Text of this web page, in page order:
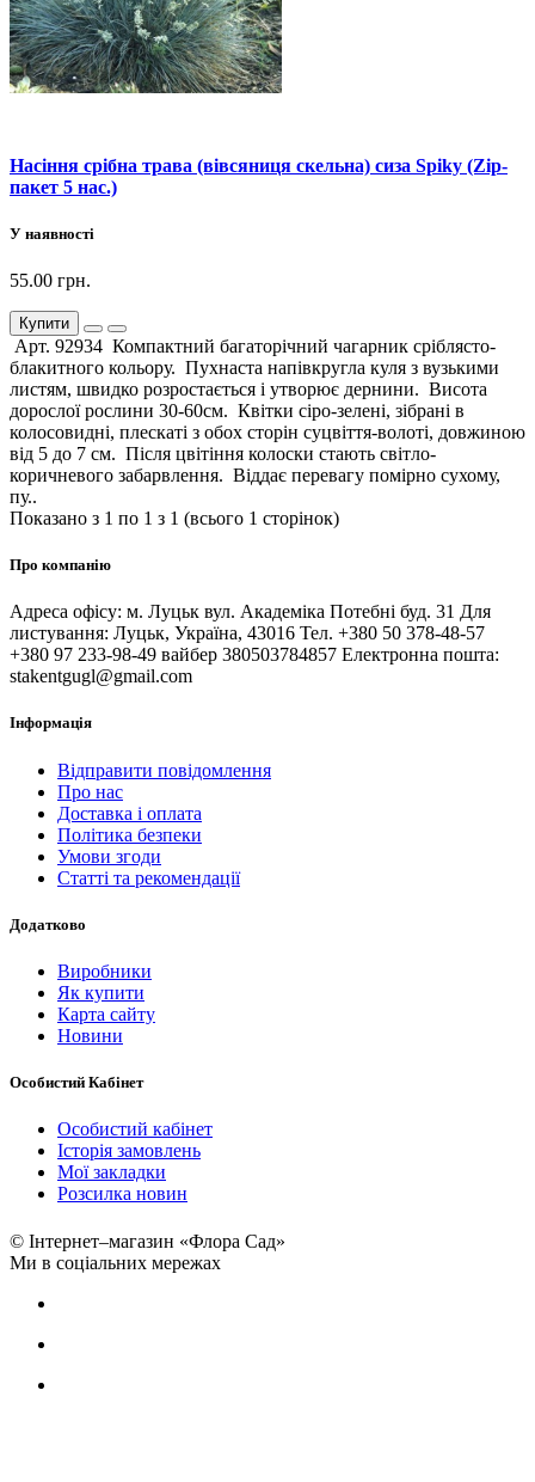
Насіння срібна трава (вівсяниця скельна) сиза Spiky (Zip-
пакет 5 нас.)
У наявності
55.00 грн.
Купити
Арт. 92934 Компактний багаторічний чагарник сріблясто-
блакитного кольору. Пухнаста напівкругла куля з вузькими
листям, швидко розростається і утворює дернини. Висота
дорослої рослини 30-60см. Квітки сіро-зелені, зібрані в
колосовидні, плескаті з обох сторін суцвіття-волоті, довжиною
від 5 до 7 см. Після цвітіння колоски стають світло-
коричневого забарвлення. Віддає перевагу помірно сухому,
пу..
Показано з 1 по 1 з 1 (всього 1 сторінок)
Про компанію
Адреса офісу: м. Луцьк вул. Академіка Потебні буд. 31 Для
листування: Луцьк, Україна, 43016 Тел. +380 50 378-48-57
+380 97 233-98-49 вайбер 380503784857 Електронна пошта:
stakentgugl@gmail.com
Інформація
Відправити повідомлення
Про нас
Доставка і оплата
Політика безпеки
Умови згоди
Статті та рекомендації
Додатково
Виробники
Як купити
Карта сайту
Новини
Особистий Кабінет
Особистий кабінет
Історія замовлень
Мої закладки
Розсилка новин
© Інтернет–магазин «Флора Сад»
Ми в соціальних мережах